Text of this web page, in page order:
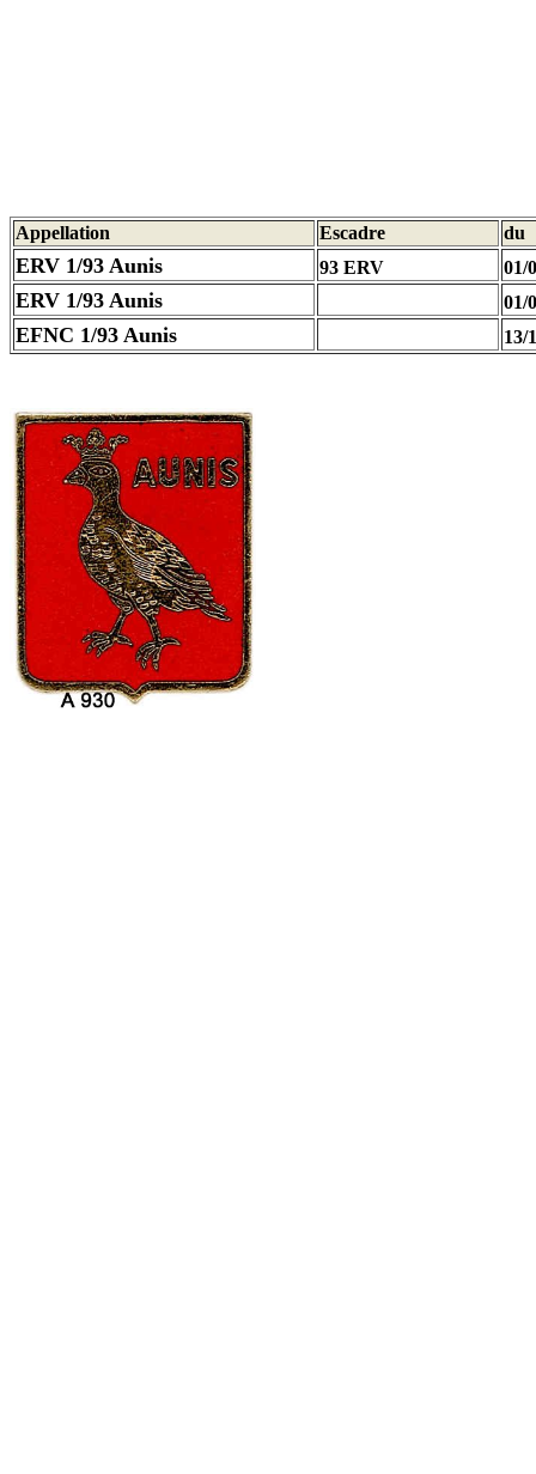
Appellation Escadre du
ERV 1/93 Aunis 93 ERV 01/
ERV 1/93 Aunis 01/
EFNC 1/93 Aunis 13/